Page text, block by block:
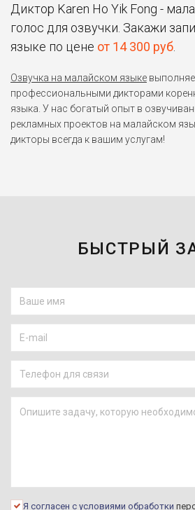
Диктор Karen Ho Yik Fong -
голос для озвучки. Закажи
языке по цене от 14 300 руб
Озвучка на малайском языке
профессиональными дикторами
языка. У нас богатый опыт в
рекламных проектов на малайском
дикторы всегда к вашим услугам!
БЫСТРЫЙ
Я согласен с условиями обработки